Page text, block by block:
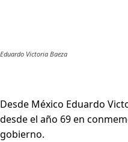
Eduardo Victoria Baeza
Desde México Eduardo
desde el año 69 en
gobierno.